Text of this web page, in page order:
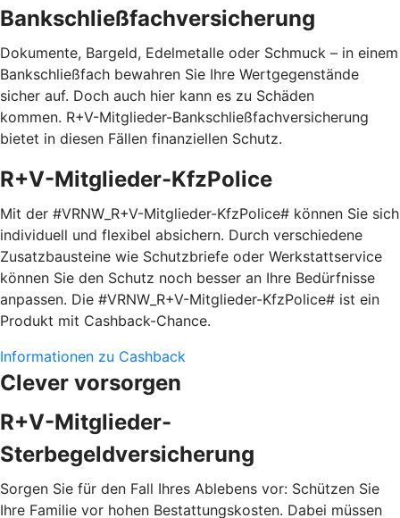
Bankschließfachversicherung
Dokumente, Bargeld, Edelmetalle oder Schmuck – in einem
Bankschließfach bewahren Sie Ihre Wertgegenstände
sicher auf. Doch auch hier kann es zu Schäden
kommen. R+V-Mitglieder-Bankschließfachversicherung
bietet in diesen Fällen finanziellen Schutz.
R+V-Mitglieder-KfzPolice
Mit der #VRNW_R+V-Mitglieder-KfzPolice# können Sie sich
individuell und flexibel absichern. Durch verschiedene
Zusatzbausteine wie Schutzbriefe oder Werkstattservice
können Sie den Schutz noch besser an Ihre Bedürfnisse
anpassen. Die #VRNW_R+V-Mitglieder-KfzPolice# ist ein
Produkt mit Cashback-Chance.
Informationen zu Cashback
Clever vorsorgen
R+V-Mitglieder-
Sterbegeldversicherung
Sorgen Sie für den Fall Ihres Ablebens vor: Schützen Sie
Ihre Familie vor hohen Bestattungskosten. Dabei müssen